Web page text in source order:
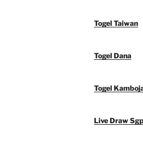
Togel Taiwan
Togel Dana
Togel
Live Draw